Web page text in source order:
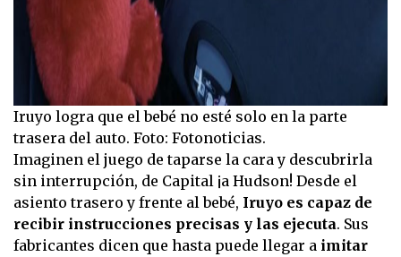
Iruyo logra que el bebé no esté solo en la parte
trasera del auto. Foto: Fotonoticias.
Imaginen el juego de taparse la cara y descubrirla
sin interrupción, de Capital ¡a Hudson! Desde el
asiento trasero y frente al bebé, Iruyo es capaz de
recibir instrucciones precisas y las ejecuta. Sus
fabricantes dicen que hasta puede llegar a imitar